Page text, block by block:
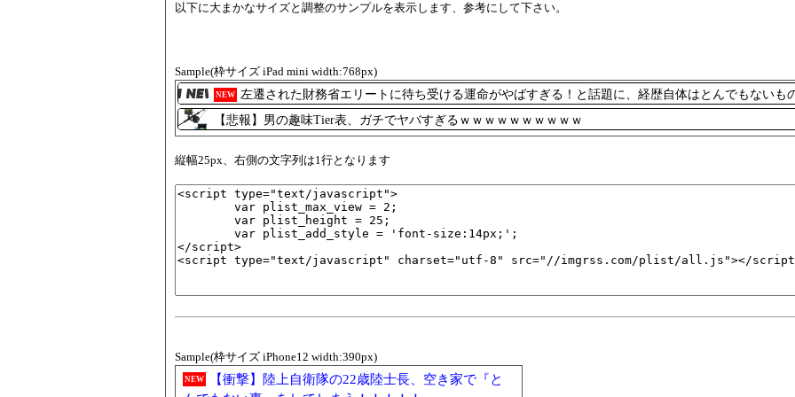
以下に大まかなサイズと調整のサンプルを表示します、参考にして下さい。
Sample(枠サイズ iPad mini width:768px)
NEW
左遷された財務省エリートに待ち受ける運命がやばすぎる！と話題に、経歴自体はとんでもないも
【悲報】男の趣味Tier表、ガチでヤバすぎるｗｗｗｗｗｗｗｗｗｗ
縦幅25px、右側の文字列は1行となります
Sample(枠サイズ iPhone12 width:390px)
NEW
【衝撃】陸上自衛隊の22歳陸士長、空き家で『と